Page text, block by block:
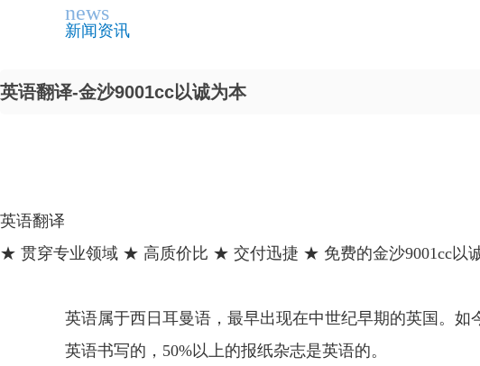
news
新闻资讯
英语翻译-金沙9001cc以诚为本
英语翻译
★ 贯穿专业领域 ★ 高质价比 ★ 交付迅捷 ★ 免费的金沙9001cc以
英语属于西日耳曼语，最早出现在中世纪早期的英国。
英语书写的，50%以上的报纸杂志是英语的。